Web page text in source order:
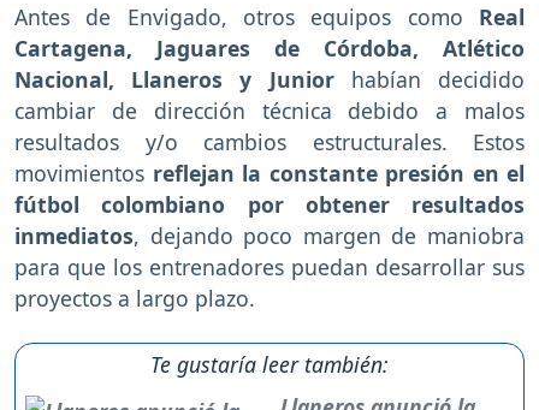
Antes de Envigado, otros equipos como Real
Cartagena, Jaguares de Córdoba, Atlético
Nacional, Llaneros y Juniorhabían decidido
cambiar de dirección técnica debido a malos
resultados y/o cambios estructurales. Estos
movimientos reflejan la constante presión en el
fútbol colombiano por obtener resultados
inmediatos, dejando poco margen de maniobra
para que los entrenadores puedan desarrollar sus
proyectos a largo plazo.
Te gustaría leer también: